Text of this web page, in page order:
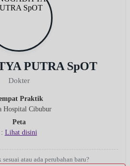
PUTRA SpOT
Dokter
Praktik
Hospital Cibubur
Peta
: Lihat disini
atau ada perubahan baru?